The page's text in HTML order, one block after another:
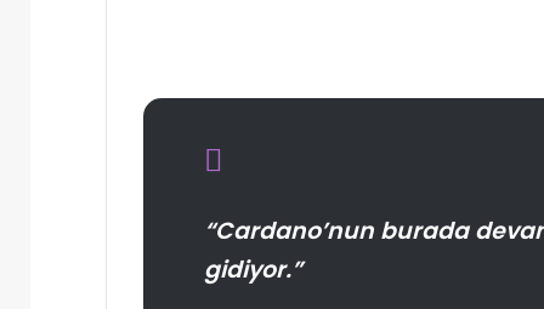
“Cardano’nun burada
gidiyor.”